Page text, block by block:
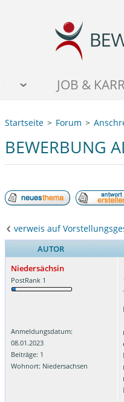
JOB &
Startseite Forum
BEWERBUNG
verweis auf
AUTOR
Niedersächsin
PostRank 1
Anmeldungsdatum:
08.01.2023
Beiträge: 1
Wohnort: Niedersachsen